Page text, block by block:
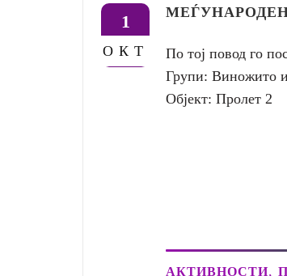
1
ОКТ
По тој повод го
Групи: Виножито
Објект: Пролет 2
АКТИВНОСТИ,